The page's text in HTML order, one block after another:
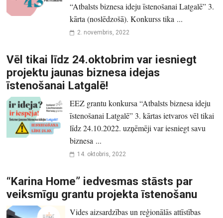
“Atbalsts biznesa ideju īstenošanai Latgalē” 3.
kārta (noslēdzošā). Konkurss tika ...
2. novembris, 2022
Vēl tikai līdz 24.oktobrim var iesniegt
projektu jaunas biznesa idejas
īstenošanai Latgalē!
EEZ grantu konkursa “Atbalsts biznesa ideju
īstenošanai Latgalē” 3. kārtas ietvaros vēl tikai
līdz 24.10.2022. uzņēmēji var iesniegt savu
biznesa ...
14. oktobris, 2022
“Karina Home” iedvesmas stāsts par
veiksmīgu grantu projekta īstenošanu
Vides aizsardzības un reģionālās attīstības